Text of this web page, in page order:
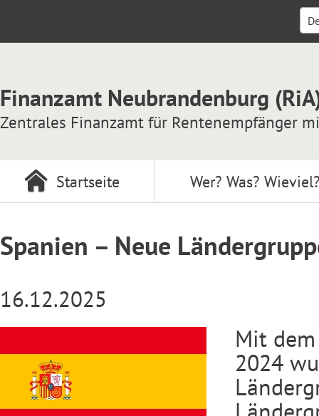
Finanzamt Neubrandenburg
Zentrales Finanzamt für Rentenempfänger
Startseite Wer? Was?
Spanien – Neue
16.12.2025
Mit
2024